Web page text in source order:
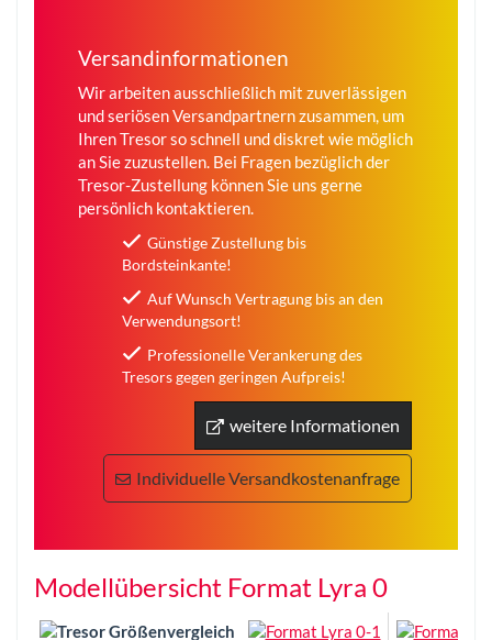
Versandinformationen
Wir arbeiten ausschließlich mit zuverlässigen
und seriösen Versandpartnern zusammen, um
Ihren Tresor so schnell und diskret wie möglich
an Sie zuzustellen. Bei Fragen bezüglich der
Tresor-Zustellung können Sie uns gerne
persönlich kontaktieren.
Günstige Zustellung bis
Bordsteinkante!
Auf Wunsch Vertragung bis an den
Verwendungsort!
Professionelle Verankerung des
Tresors gegen geringen Aufpreis!
weitere Informationen
Individuelle Versandkostenanfrage
Modellübersicht Format Lyra 0